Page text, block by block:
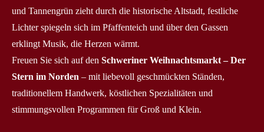
und Tannengrün zieht durch die historische Altstadt, festliche
Lichter spiegeln sich im Pfaffenteich und über den Gassen
erklingt Musik, die Herzen wärmt.
Freuen Sie sich auf den Schweriner Weihnachtsmarkt – Der
Stern im Norden – mit liebevoll geschmückten Ständen,
traditionellem Handwerk, köstlichen Spezialitäten und
stimmungsvollen Programmen für Groß und Klein.